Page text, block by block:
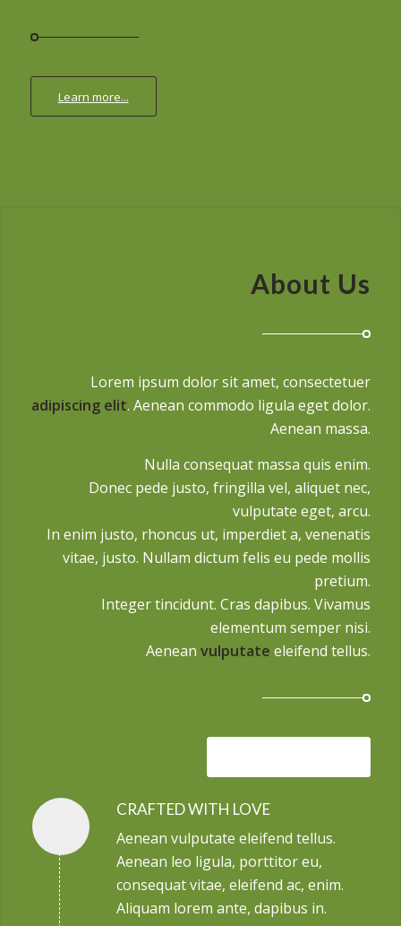
Learn more...
About Us
Lorem ipsum dolor sit amet, consectetuer
adipiscing elit. Aenean commodo ligula eget dolor.
Aenean massa.
Nulla consequat massa quis enim.
Donec pede justo, fringilla vel, aliquet nec,
vulputate eget, arcu.
In enim justo, rhoncus ut, imperdiet a, venenatis
vitae, justo. Nullam dictum felis eu pede mollis
pretium.
Integer tincidunt. Cras dapibus. Vivamus
elementum semper nisi.
Aeneanvulputate eleifend tellus.
CRAFTED WITH LOVE
Aenean vulputate eleifend tellus.
Aenean leo ligula, porttitor eu,
consequat vitae, eleifend ac, enim.
Aliquam lorem ante, dapibus in.